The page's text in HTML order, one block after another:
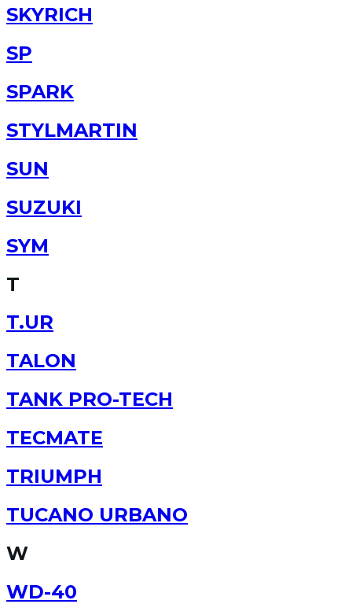
SKYRICH
SP
SPARK
STYLMARTIN
SUN
SUZUKI
SYM
T
T.UR
TALON
TANK PRO-TECH
TECMATE
TRIUMPH
TUCANO URBANO
W
WD-40